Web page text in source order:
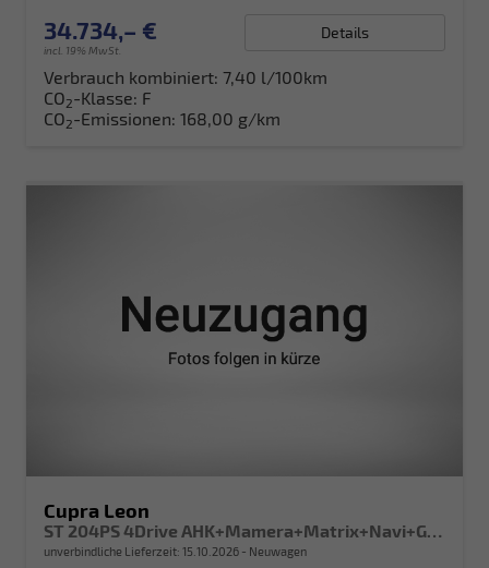
34.734,– €
incl. 19% MwSt.
Details
Verbrauch kombiniert: 7,40 l/100km
CO2-Klasse: F
CO2-Emissionen: 168,00 g/km
Cupra Leon
ST 204PS 4Drive AHK+Mamera+Matrix+Navi+GV4+Kessy+Parklenk+Alarm
unverbindliche Lieferzeit: 15.10.2026 Neuwagen